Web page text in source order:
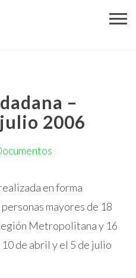
–
2006
en forma
mayores de 18
Metropolitana y 16
de abril y el 5 de julio